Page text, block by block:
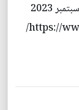
https://